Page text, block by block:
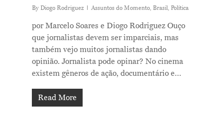
By Diogo Rodriguez Assuntos do Momento, Brasil, Política
por Marcelo Soares e Diogo Rodriguez Ouço
que jornalistas devem ser imparciais, mas
também vejo muitos jornalistas dando
opinião. Jornalista pode opinar? No cinema
existem gêneros de ação, documentário e…
Read More